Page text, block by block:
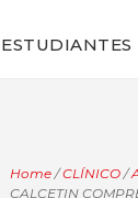
ESTUDIANTES
Home/CLÍNICO/
CALCETIN